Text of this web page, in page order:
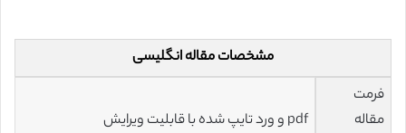
مشخصات مقاله انگلیسی
فرمت
مقاله
pdf و ورد تایپ شده با قابلیت ویرایش